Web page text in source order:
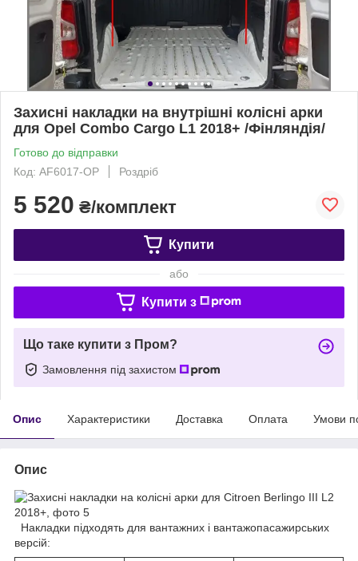
Захисні накладки на внутрішні колісні арки
для Opel Combo Cargo L1 2018+ /Фінляндія/
Готово до відправки
Код: AF6017-OP
Роздріб
5 520 ₴/комплект
Купити
або
Купити з
Що таке купити з Пром?
Замовлення під захистом
Опис Характеристики Доставка Оплата Умови
Опис
Накладки підходять для вантажних і вантажопасажирських
версій: